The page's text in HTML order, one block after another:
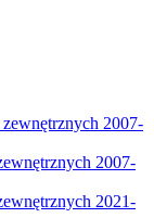
2007-
2007-
2021-